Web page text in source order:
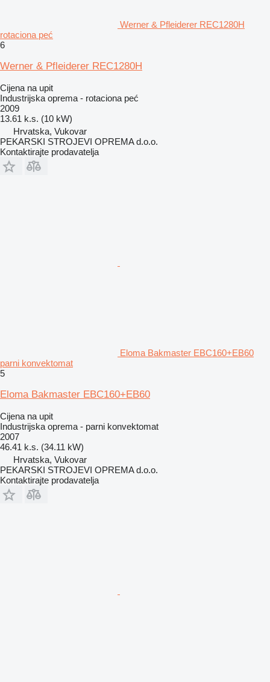
Werner & Pfleiderer REC1280H
rotaciona peć
6
Werner & Pfleiderer REC1280H
Cijena na upit
Industrijska oprema - rotaciona peć
2009
13.61 k.s. (10 kW)
Hrvatska, Vukovar
PEKARSKI STROJEVI OPREMA d.o.o.
Kontaktirajte prodavatelja
Eloma Bakmaster EBC160+EB60
parni konvektomat
5
Eloma Bakmaster EBC160+EB60
Cijena na upit
Industrijska oprema - parni konvektomat
2007
46.41 k.s. (34.11 kW)
Hrvatska, Vukovar
PEKARSKI STROJEVI OPREMA d.o.o.
Kontaktirajte prodavatelja